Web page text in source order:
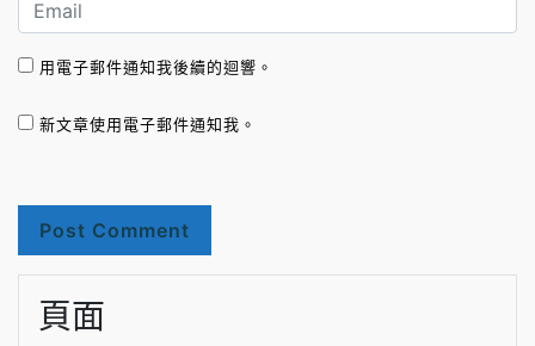
用電子郵件通知我後續的迴響。
新文章使用電子郵件通知我。
頁面